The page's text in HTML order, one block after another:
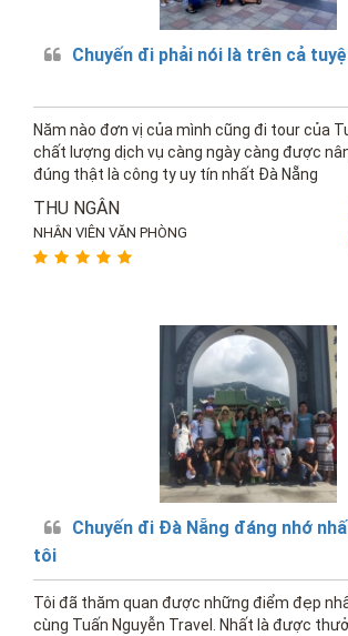
Chuyến đi phải nói là trên cả
Năm nào đơn vị của mình cũng đi tour của
chất lượng dịch vụ càng ngày càng được
đúng thật là công ty uy tín nhất Đà Nẵng
THU NGÂN
NHÂN VIÊN VĂN PHÒNG
Chuyến đi Đà Nẵng đáng nhớ
tôi
Tôi đã thăm quan được những điểm đẹp
cùng Tuấn Nguyễn Travel. Nhất là được